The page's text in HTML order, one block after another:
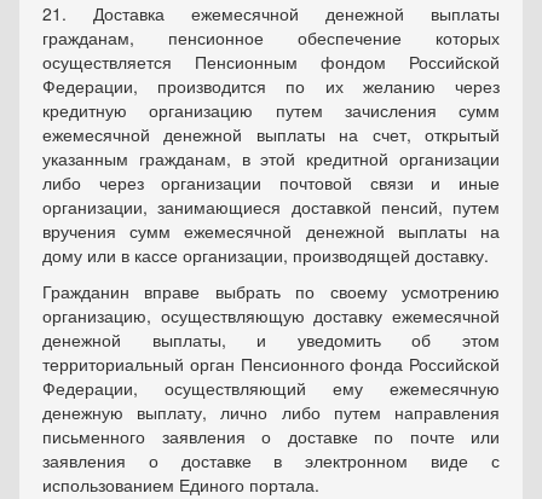
21. Доставка ежемесячной денежной выплаты
гражданам, пенсионное обеспечение которых
осуществляется Пенсионным фондом Российской
Федерации, производится по их желанию через
кредитную организацию путем зачисления сумм
ежемесячной денежной выплаты на счет, открытый
указанным гражданам, в этой кредитной организации
либо через организации почтовой связи и иные
организации, занимающиеся доставкой пенсий, путем
вручения сумм ежемесячной денежной выплаты на
дому или в кассе организации, производящей доставку.
Гражданин вправе выбрать по своему усмотрению
организацию, осуществляющую доставку ежемесячной
денежной выплаты, и уведомить об этом
территориальный орган Пенсионного фонда Российской
Федерации, осуществляющий ему ежемесячную
денежную выплату, лично либо путем направления
письменного заявления о доставке по почте или
заявления о доставке в электронном виде с
использованием Единого портала.